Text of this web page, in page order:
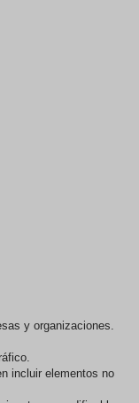
y organizaciones.
incluir elementos no